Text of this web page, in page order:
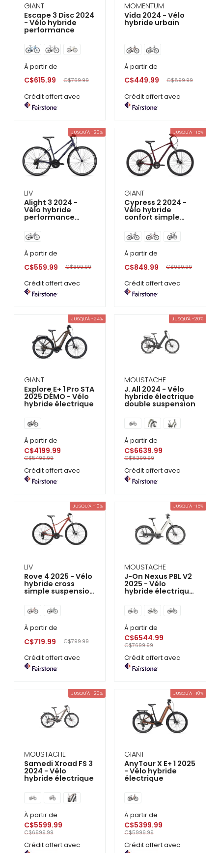
GIANT
Escape 3 Disc 2024
- Vélo hybride
performance
À partir de
C$615.99 C$769.99
Crédit offert avec
MOMENTUM
Vida 2024 - Vélo
hybride urbain
À partir de
C$449.99 C$899.99
Crédit offert avec
JUSQU'À -20%
LIV
Alight 3 2024 -
Vélo hybride
performance
Femme
À partir de
C$559.99 C$699.99
Crédit offert avec
JUSQU'À -15%
GIANT
Cypress 2 2024 -
Vélo hybride
confort simple
À partir de
C$849.99 C$999.99
Crédit offert avec
JUSQU'À -24%
GIANT
Explore E+ 1 Pro STA
2025 DÉMO - Vélo
hybride électrique
À partir de
C$4199.99
C$5499.99
Crédit offert avec
JUSQU'À -20%
MOUSTACHE
J. All 2024 - Vélo
hybride électrique
double suspension
À partir de
C$6639.99
C$8299.99
Crédit offert avec
JUSQU'À -10%
LIV
Rove 4 2025 - Vélo
hybride cross
simple suspension
À partir de
C$719.99 C$799.99
Crédit offert avec
JUSQU'À -15%
MOUSTACHE
J-On Nexus PBL V2
2025 - Vélo
hybride électrique
À partir de
C$6544.99
C$7699.99
Crédit offert avec
JUSQU'À -20%
MOUSTACHE
Samedi Xroad FS 3
2024 - Vélo
hybride électrique
À partir de
C$5599.99
C$6999.99
Crédit offert avec
JUSQU'À -10%
GIANT
AnyTour X E+ 1 2025
- Vélo hybride
électrique
À partir de
C$5399.99
C$5999.99
Crédit offert avec